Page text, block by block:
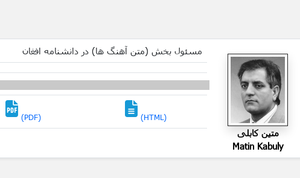
مسئول بخش (متن آهنگ ها) در دانشنامه افغان
(PDF) (HTML)
متین کابلی
Matin Kabuly